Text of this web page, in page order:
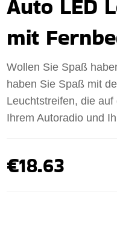
mit
Wollen Sie Spaß
haben Sie Spaß mit
Leuchtstreifen, die
Ihrem Autoradio und
€18.63